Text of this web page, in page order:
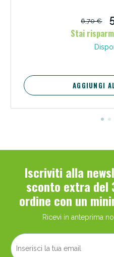
6,70 €
Stai
AGGIUNGI
Iscriviti alla
sconto extra
ordine con un
Ricevi in anteprima